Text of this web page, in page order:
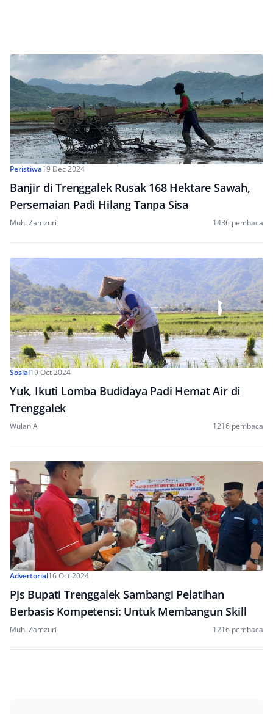
Peristiwa19 Dec 2024
Banjir di Trenggalek Rusak 168 Hektare Sawah,
Persemaian Padi Hilang Tanpa Sisa
Muh. Zamzuri 1436 pembaca
Sosial19 Oct 2024
Yuk, Ikuti Lomba Budidaya Padi Hemat Air di
Trenggalek
Wulan A 1216 pembaca
Advertorial16 Oct 2024
Pjs Bupati Trenggalek Sambangi Pelatihan
Berbasis Kompetensi: Untuk Membangun Skill
Muh. Zamzuri 1216 pembaca